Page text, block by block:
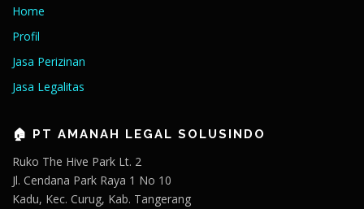
Home
Profil
Jasa Perizinan
Jasa Legalitas
🏠 PT AMANAH LEGAL SOLUSINDO
Ruko The Hive Park Lt. 2
Jl. Cendana Park Raya 1 No 10
Kadu, Kec. Curug, Kab. Tangerang